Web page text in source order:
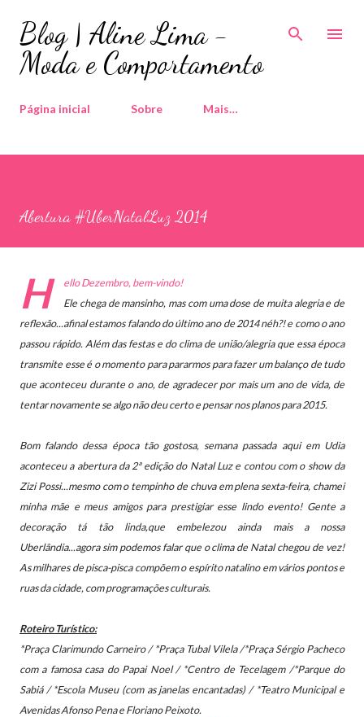
Pular para o conteúdo principal
Blog | Aline Lima -
Moda e Comportamento
Página inicial Sobre Mais…
Abertura #UberNatalLuz 2014
H
ello Dezembro, bem-vindo!
Ele chega de mansinho, mas com uma dose de muita alegria e de
reflexão...afinal estamos falando do último ano de 2014 néh?! e como o ano
passou rápido. Além das festas e do clima de união/alegria que essa época
transmite esse é o momento para pararmos para fazer um balanço de tudo
que aconteceu durante o ano, de agradecer por mais um ano de vida, de
tentar novamente se algo não deu certo e pensar nos planos para 2015.
Bom falando dessa época tão gostosa, semana passada aqui em Udia
aconteceu a abertura da 2ª edição do Natal Luz e contou com o show da
Zizi Possi...mesmo com o tempinho de chuva em plena sexta-feira, chamei
minha mãe e meus amigos para prestigiar esse lindo evento! Gente a
decoração tá tão linda,que embelezou ainda mais a nossa
Uberlândia...agora sim podemos falar que o clima de Natal chegou de vez!
As milhares de pisca-pisca compõem o espírito natalino em vários pontos e
ruas da cidade, com programações culturais.
Roteiro Turístico:
*Praça Clarimundo Carneiro / *Praça Tubal Vilela /*Praça Sérgio Pacheco
com a famosa casa do Papai Noel / *Centro de Tecelagem /*Parque do
Sabiá / *Escola Museu (com as janelas encantadas) / *Teatro Municipal e
Avenidas Afonso Pena e Floriano Peixoto.